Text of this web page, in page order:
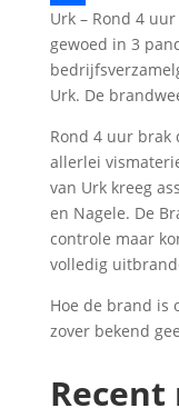
Delen
Urk – Rond 4
gewoed in 3
Urk. De
Rond 4 uur
allerlei
van Urk kreeg
en Nagele. De
controle maar
volledig
Hoe de brand is
zover bekend